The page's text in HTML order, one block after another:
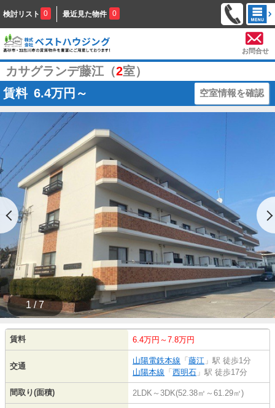
検討リスト 0 最近見た物件 0
お問合せ
カサグランデ藤江（2室）
賃料 6.4万円～ 空室情報を確認
1 / 7
賃料 6.4万円～7.8万円
交通
山陽電鉄本線 「 藤江 」駅 徒歩1分
山陽本線 「 西明石 」駅 徒歩17分
間取り(面積) 2LDK～3DK(52.38㎡～61.29㎡)